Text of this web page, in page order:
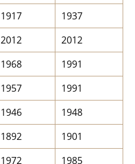
1917
1937
2012
2012
1968
1991
1957
1991
1946
1948
1892
1901
1972 1985